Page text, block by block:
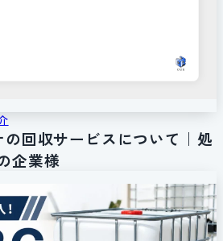
回収サービスについて｜処
企業様